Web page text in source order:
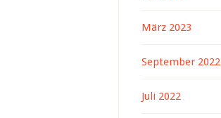
März 2023
September 2022
Juli 2022